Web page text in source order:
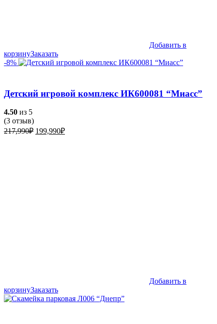
Добавить в
корзинуЗаказать
-8%
Детский игровой комплекс ИК600081 “Миасс”
4.50 из 5
(3 отзыв)
217,990₽ Первоначальная
199,990₽Текущая
Добавить в
корзинуЗаказать